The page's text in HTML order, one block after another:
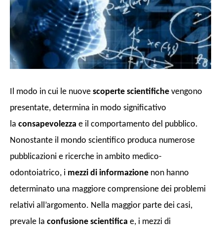
Il modo in cui le nuove scoperte scientifiche vengono
presentate, determina in modo significativo
la consapevolezza e il comportamento del pubblico.
Nonostante il mondo scientifico produca numerose
pubblicazioni e ricerche in ambito medico-
odontoiatrico, i mezzi di informazione non hanno
determinato una maggiore comprensione dei problemi
relativi all’argomento. Nella maggior parte dei casi,
prevale la confusione scientifica e, i mezzi di